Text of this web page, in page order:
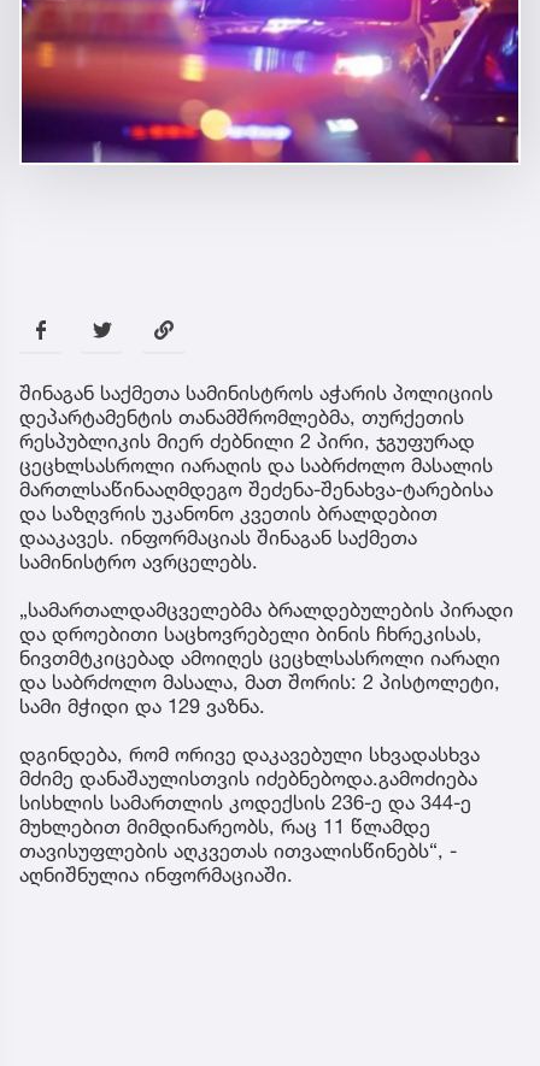
შინაგან საქმეთა სამინისტროს აჭარის პოლიციის
დეპარტამენტის თანამშრომლებმა, თურქეთის
რესპუბლიკის მიერ ძებნილი 2 პირი, ჯგუფურად
ცეცხლსასროლი იარაღის და საბრძოლო მასალის
მართლსაწინააღმდეგო შეძენა-შენახვა-ტარებისა
და საზღვრის უკანონო კვეთის ბრალდებით
დააკავეს. ინფორმაციას შინაგან საქმეთა
სამინისტრო ავრცელებს.
„სამართალდამცველებმა ბრალდებულების პირადი
და დროებითი საცხოვრებელი ბინის ჩხრეკისას,
ნივთმტკიცებად ამოიღეს ცეცხლსასროლი იარაღი
და საბრძოლო მასალა, მათ შორის: 2 პისტოლეტი,
სამი მჭიდი და 129 ვაზნა.
დგინდება, რომ ორივე დაკავებული სხვადასხვა
მძიმე დანაშაულისთვის იძებნებოდა.გამოძიება
სისხლის სამართლის კოდექსის 236-ე და 344-ე
მუხლებით მიმდინარეობს, რაც 11 წლამდე
თავისუფლების აღკვეთას ითვალისწინებს“, -
აღნიშნულია ინფორმაციაში.